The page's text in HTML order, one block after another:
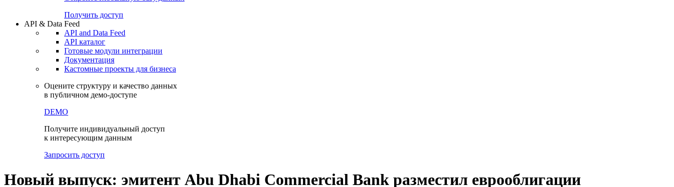
Попробуйте7-дневный
Откройте глобальную базу данных
Получить доступ
API & Data Feed
API and Data Feed
API каталог
Документация
Кастомные проекты для бизнеса
Оцените структуру и качество данных
в публичном демо-доступе
DEMO
Получите индивидуальный доступ